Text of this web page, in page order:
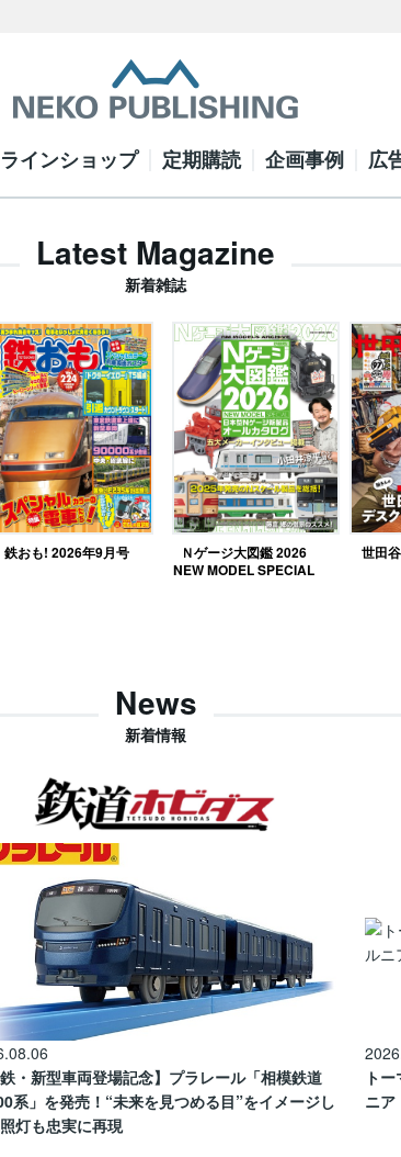
インショップ 定期購読 企画事例 広
Latest Magazine
新着雑誌
鉄おも! 2026年9月号
Ｎゲージ大図鑑 2026
NEW MODEL SPECIAL
世田
News
新着情報
鉄・新型車両登場記念】プラレール「相模鉄道
系」を発売！“未来を見つめる目”をイメージし
灯も忠実に再現
ト
ニア